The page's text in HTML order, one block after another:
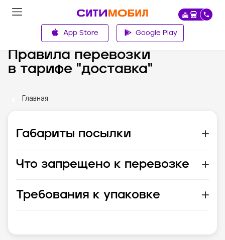
App Store Google Play
Правила перевозки
в тарифе "доставка"
Главная
Габариты посылки
Что запрещено к перевозке
Требования к упаковке